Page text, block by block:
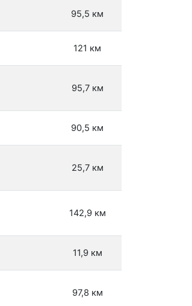
95,5 км
121 км
95,7 км
90,5 км
25,7 км
142,9 км
11,9 км
97,8 км